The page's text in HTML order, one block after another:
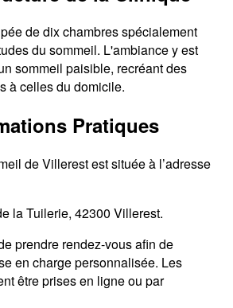
de dix chambres spécialement
du sommeil. L'ambiance y est
sommeil paisible, recréant des
à celles du domicile.
Pratiques
de Villerest est située à l’adresse
la Tuilerie, 42300 Villerest.
prendre rendez-vous afin de
en charge personnalisée. Les
être prises en ligne ou par